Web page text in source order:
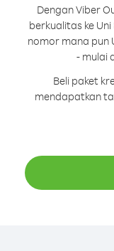
Dengan Viber
berkualitas ke
nomor mana pun
- mulai
Beli paket
mendapatkan